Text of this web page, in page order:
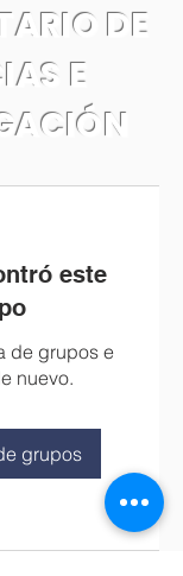
DE
E
este
de grupos e
nuevo.
grupos